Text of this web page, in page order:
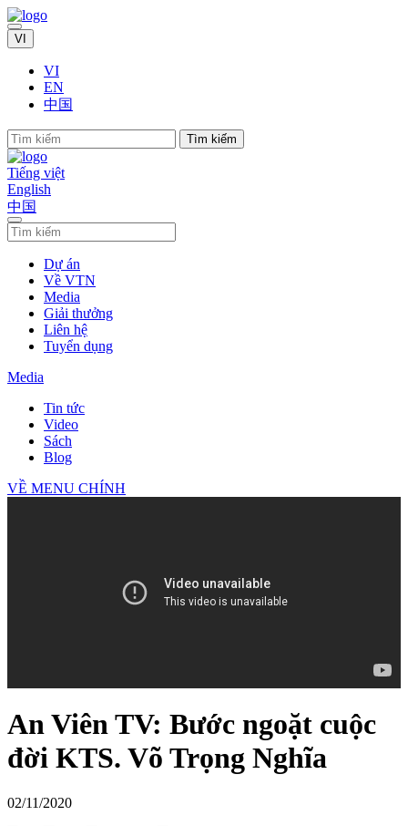
VI
VI
EN
中国
Tìm kiếm
Tiếng việt
English
中国
Dự án
Về VTN
Media
Giải thưởng
Liên hệ
Tuyển dụng
Media
Tin tức
Video
Sách
Blog
VỀ MENU CHÍNH
An Viên TV: Bước ngoặt cuộc
đời KTS. Võ Trọng Nghĩa
02/11/2020